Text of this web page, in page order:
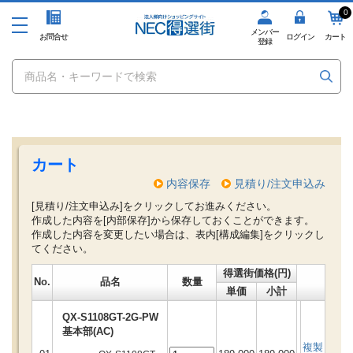
お問合せ
メンバー
登録
ログイン
0
カート